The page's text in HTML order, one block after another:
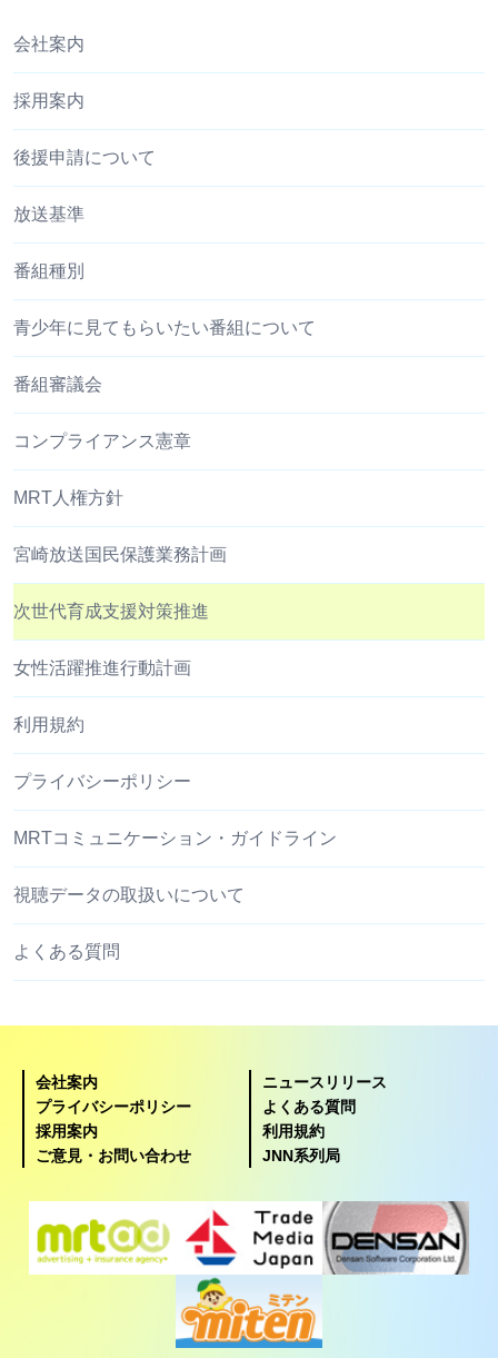
会社案内
採用案内
後援申請について
放送基準
番組種別
青少年に見てもらいたい番組について
番組審議会
コンプライアンス憲章
MRT人権方針
宮崎放送国民保護業務計画
次世代育成支援対策推進
女性活躍推進行動計画
利用規約
プライバシーポリシー
MRTコミュニケーション・ガイドライン
視聴データの取扱いについて
よくある質問
会社案内
ニュースリリース
プライバシーポリシー
よくある質問
採用案内
利用規約
ご意見・お問い合わせ
JNN系列局